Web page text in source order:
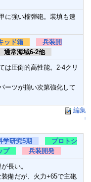
に強い榴弾砲。装填も速
ッド箱
兵装開
通常海域6-2他
は圧倒的高性能。2-4クリ
ーツが揃い次第強化して
編集
↑
学研究5期
プロトシ
プ
兵装開発
長い。
備だが、火力+65で主砲